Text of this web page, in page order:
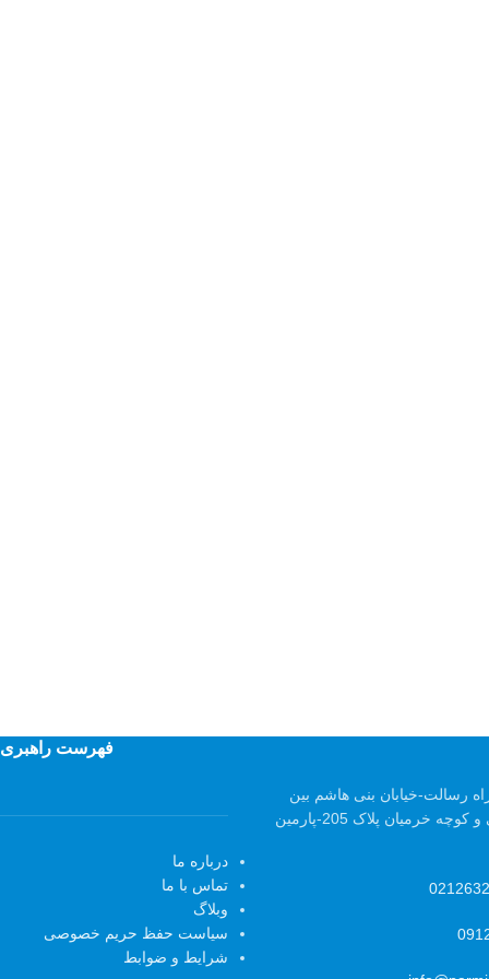
رسالت-خیابان بنی هاشم بین
کوچه حمید صالحی و کوچه خرمیان پلاک 205-پارمین
فهرست راهبری
درباره ما
تماس با ما
وبلاگ
سیاست حفظ حریم خصوصی
شرایط و ضوابط